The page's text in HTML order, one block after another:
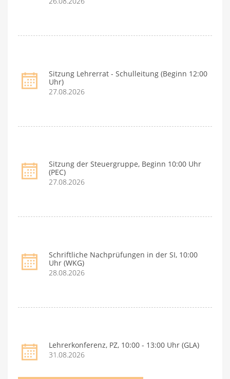
Sitzung Lehrerrat - Schulleitung (Beginn 12:00
Uhr)
27.08.2026
Sitzung der Steuergruppe, Beginn 10:00 Uhr
(PEC)
27.08.2026
Schriftliche Nachprüfungen in der SI, 10:00
Uhr (WKG)
28.08.2026
Lehrerkonferenz, PZ, 10:00 - 13:00 Uhr (GLA)
31.08.2026